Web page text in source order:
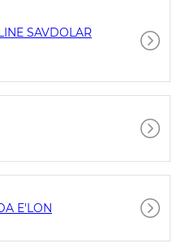
SAVDOLAR
E'LON